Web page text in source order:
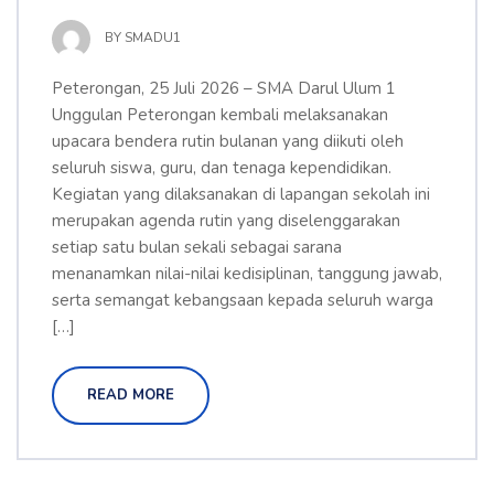
BY SMADU1
Peterongan, 25 Juli 2026 – SMA Darul Ulum 1
Unggulan Peterongan kembali melaksanakan
upacara bendera rutin bulanan yang diikuti oleh
seluruh siswa, guru, dan tenaga kependidikan.
Kegiatan yang dilaksanakan di lapangan sekolah ini
merupakan agenda rutin yang diselenggarakan
setiap satu bulan sekali sebagai sarana
menanamkan nilai-nilai kedisiplinan, tanggung jawab,
serta semangat kebangsaan kepada seluruh warga
[…]
READ MORE